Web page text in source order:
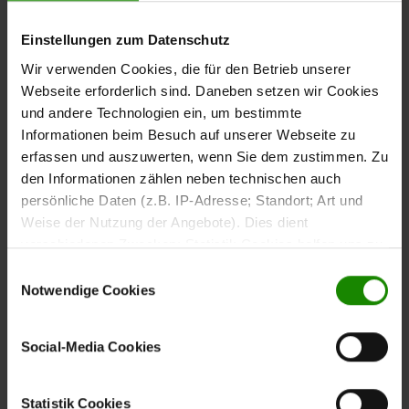
Einstellungen zum Datenschutz
Wir verwenden Cookies, die für den Betrieb unserer
Webseite erforderlich sind. Daneben setzen wir Cookies
und andere Technologien ein, um bestimmte
Informationen beim Besuch auf unserer Webseite zu
erfassen und auszuwerten, wenn Sie dem zustimmen. Zu
den Informationen zählen neben technischen auch
persönliche Daten (z.B. IP-Adresse; Standort; Art und
Weise der Nutzung der Angebote). Dies dient
verschiedenen Zwecken: Statistik Cookies helfen uns zu
nutzen, indem sie Informationen sammeln und sie
anonymisiert für statistische Zwecke auszuwerten.
Marketing Cookies helfen uns, Ihnen personalisierte
Werbung anzuzeigen. Social-Media-Cookies ermöglichen
um Inhalte und Werbung innerhalb Ihrer Netzwerke
Notwendige Cookies
Social-Media Cookies
Statistik Cookies
Edle Materialien mit
luxuriöser Wirkung
Die Keramikplatte in Emperador-Marmor-Nachbildung
verleiht dem Tisch eine außergewöhnlich edle, zeitlose
Optik. Die feineMaserung und der warme Farbton
schaffen eine luxuriöse Anmutung, während das Material
pflegeleicht, robust und alltagstauglich bleibt. Durch die
Verklebung mit einer klaren Glasplatte entsteht eine
faszinierende Tiefenwirkung, die dem Tisch Leichtigkeit
Stahlplatteund dieEdelstahl-Distanzstücke
runden das
Design harmonisch ab und setzen stilvolle Akzente im